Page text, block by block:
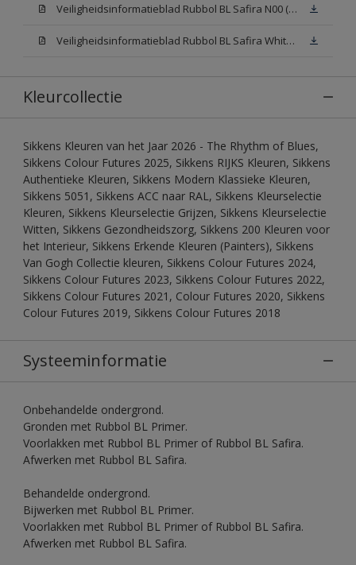
Veiligheidsinformatieblad Rubbol BL Safira N00 (MSDS)
Veiligheidsinformatieblad Rubbol BL Safira White W05 (MSDS)
Kleurcollectie
Sikkens Kleuren van het Jaar 2026 - The Rhythm of Blues,
Sikkens Colour Futures 2025, Sikkens RIJKS Kleuren, Sikkens
Authentieke Kleuren, Sikkens Modern Klassieke Kleuren,
Sikkens 5051, Sikkens ACC naar RAL, Sikkens Kleurselectie
Kleuren, Sikkens Kleurselectie Grijzen, Sikkens Kleurselectie
Witten, Sikkens Gezondheidszorg, Sikkens 200 Kleuren voor
het Interieur, Sikkens Erkende Kleuren (Painters), Sikkens
Van Gogh Collectie kleuren, Sikkens Colour Futures 2024,
Sikkens Colour Futures 2023, Sikkens Colour Futures 2022,
Sikkens Colour Futures 2021, Colour Futures 2020, Sikkens
Colour Futures 2019, Sikkens Colour Futures 2018
Systeeminformatie
Onbehandelde ondergrond.
Gronden met Rubbol BL Primer.
Voorlakken met Rubbol BL Primer of Rubbol BL Safira.
Afwerken met Rubbol BL Safira.
Behandelde ondergrond.
Bijwerken met Rubbol BL Primer.
Voorlakken met Rubbol BL Primer of Rubbol BL Safira.
Afwerken met Rubbol BL Safira.